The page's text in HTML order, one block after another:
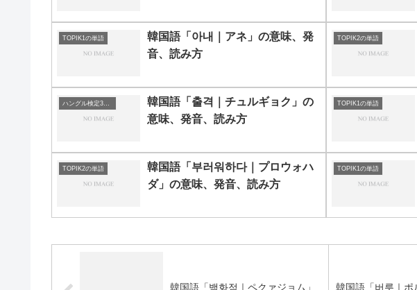
TOPIK1の単語
韓国語「아내｜アネ」の意味、発
音、読み方
TOPIK2の単語
韓国語「출격｜チュルギョク」の
意味、発音、読み方
TOPIK1の単語
TOPIK2の単語
韓国語「부러워하다｜プロウォハ
ダ」の意味、発音、読み方
TOPIK1の単語
韓国語「백화점｜ペクァジョム」 韓国語「버릇｜ポ